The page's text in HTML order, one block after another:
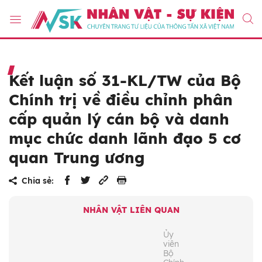
Kết luận số 31-KL/TW của Bộ
Chính trị về điều chỉnh phân
cấp quản lý cán bộ và danh
mục chức danh lãnh đạo 5 cơ
quan Trung ương
Chia sẻ:
NHÂN VẬT LIÊN QUAN
Ủy
viên
Bộ